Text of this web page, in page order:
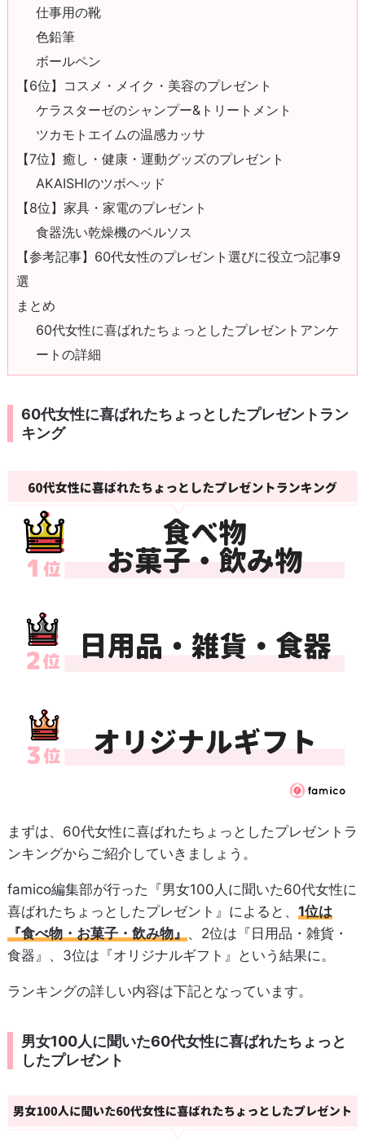
仕事用の靴
色鉛筆
ボールペン
【6位】コスメ・メイク・美容のプレゼント
ケラスターゼのシャンプー&トリートメント
ツカモトエイムの温感カッサ
【7位】癒し・健康・運動グッズのプレゼント
AKAISHIのツボヘッド
【8位】家具・家電のプレゼント
食器洗い乾燥機のベルソス
【参考記事】60代女性のプレゼント選びに役立つ記事9
選
まとめ
60代女性に喜ばれたちょっとしたプレゼントアンケ
ートの詳細
60代女性に喜ばれたちょっとしたプレゼントラン
キング
まずは、60代女性に喜ばれたちょっとしたプレゼントラ
ンキングからご紹介していきましょう。
famico編集部が行った『男女100人に聞いた60代女性に
喜ばれたちょっとしたプレゼント』によると、 1位は
『食べ物・お菓子・飲み物』、2位は『日用品・雑貨・
食器』、3位は『オリジナルギフト』という結果に。
ランキングの詳しい内容は下記となっています。
男女100人に聞いた60代女性に喜ばれたちょっと
したプレゼント